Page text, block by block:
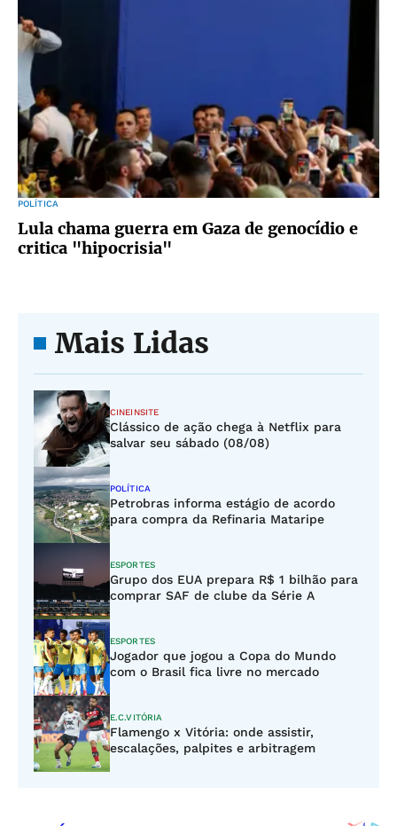
POLÍTICA
Lula chama guerra em Gaza de genocídio e
critica "hipocrisia"
Mais Lidas
CINEINSITE
Clássico de ação chega à Netflix para
salvar seu sábado (08/08)
POLÍTICA
Petrobras informa estágio de acordo
para compra da Refinaria Mataripe
ESPORTES
Grupo dos EUA prepara R$ 1 bilhão para
comprar SAF de clube da Série A
ESPORTES
Jogador que jogou a Copa do Mundo
com o Brasil fica livre no mercado
E.C.VITÓRIA
Flamengo x Vitória: onde assistir,
escalações, palpites e arbitragem